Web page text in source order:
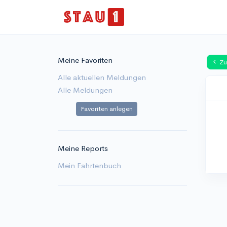
Meine Favoriten
Alle aktuellen Meldungen
Alle Meldungen
Favoriten anlegen
Meine Reports
Mein Fahrtenbuch